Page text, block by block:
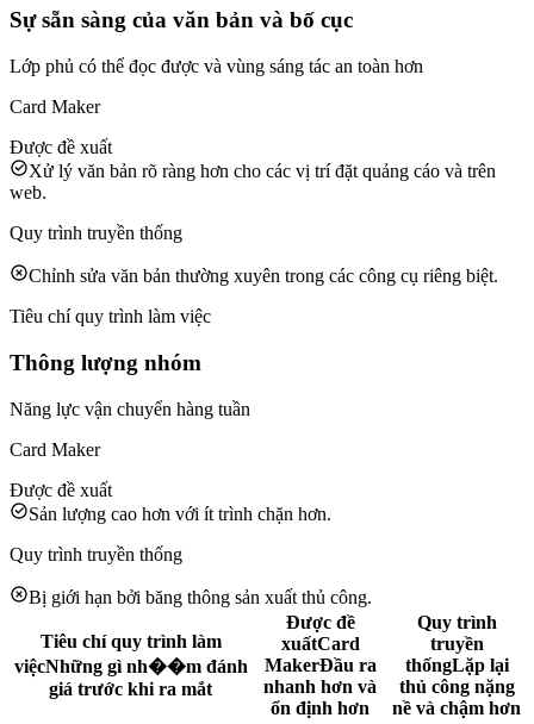
Sự sẵn sàng của văn bản và bố cục
Lớp phủ có thể đọc được và vùng sáng tác an toàn hơn
Card Maker
Được đề xuất
Xử lý văn bản rõ ràng hơn cho các vị trí đặt quảng cáo và trên
web.
Quy trình truyền thống
Chỉnh sửa văn bản thường xuyên trong các công cụ riêng biệt.
Tiêu chí quy trình làm việc
Thông lượng nhóm
Năng lực vận chuyển hàng tuần
Card Maker
Được đề xuất
Sản lượng cao hơn với ít trình chặn hơn.
Quy trình truyền thống
Bị giới hạn bởi băng thông sản xuất thủ công.
Tiêu chí quy trình làm
việcNhững gì nh��m đánh
giá trước khi ra mắt
Được đề
xuấtCard
MakerĐầu ra
nhanh hơn và
ổn định hơn
Quy trình
truyền
thốngLặp lại
thủ công nặng
nề và chậm hơn